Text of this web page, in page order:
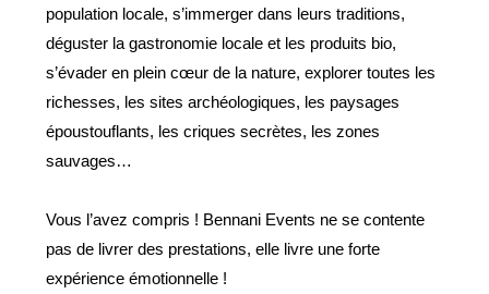
population locale, s’immerger dans leurs traditions,
déguster la gastronomie locale et les produits bio,
s’évader en plein cœur de la nature, explorer toutes les
richesses, les sites archéologiques, les paysages
époustouflants, les criques secrètes, les zones
sauvages…
Vous l’avez compris ! Bennani Events ne se contente
pas de livrer des prestations, elle livre une forte
expérience émotionnelle !